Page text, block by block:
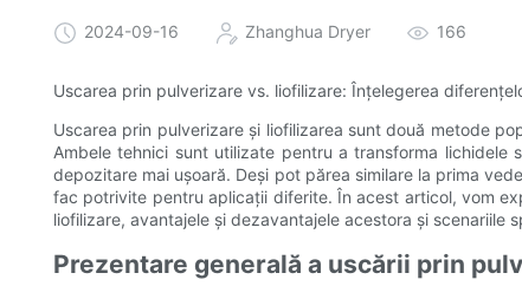
2024-09-16 Zhanghua Dryer 166
Uscarea prin pulverizare vs. liofilizare: Înțelegerea
Uscarea prin pulverizare și liofilizarea sunt două metode
Ambele tehnici sunt utilizate pentru a transforma lichidele
depozitare mai ușoară. Deși pot părea similare la prima
fac potrivite pentru aplicații diferite. În acest articol, vom
liofilizare, avantajele și dezavantajele acestora și
Prezentare generală a uscării prin